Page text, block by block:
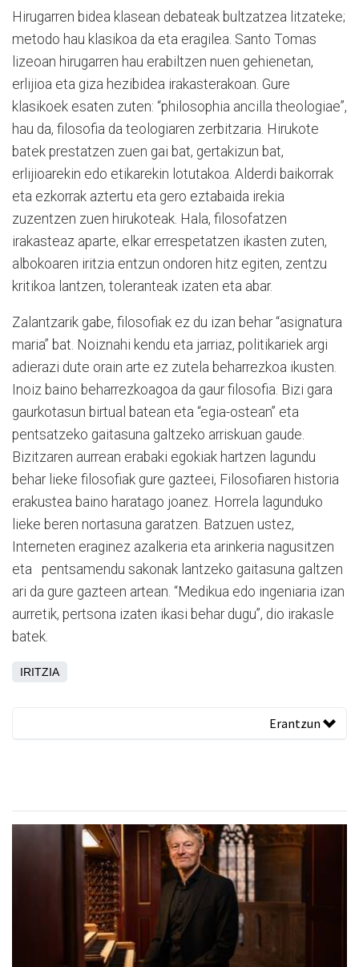
Hirugarren bidea klasean debateak bultzatzea litzateke;
metodo hau klasikoa da eta eragilea. Santo Tomas
lizeoan hirugarren hau erabiltzen nuen gehienetan,
erlijioa eta giza hezibidea irakasterakoan. Gure
klasikoek esaten zuten: “philosophia ancilla theologiae”,
hau da, filosofia da teologiaren zerbitzaria. Hirukote
batek prestatzen zuen gai bat, gertakizun bat,
erlijioarekin edo etikarekin lotutakoa. Alderdi baikorrak
eta ezkorrak aztertu eta gero eztabaida irekia
zuzentzen zuen hirukoteak. Hala, filosofatzen
irakasteaz aparte, elkar errespetatzen ikasten zuten,
albokoaren iritzia entzun ondoren hitz egiten, zentzu
kritikoa lantzen, toleranteak izaten eta abar.
Zalantzarik gabe, filosofiak ez du izan behar “asignatura
maria” bat. Noiznahi kendu eta jarriaz, politikariek argi
adierazi dute orain arte ez zutela beharrezkoa ikusten.
Inoiz baino beharrezkoagoa da gaur filosofia. Bizi gara
gaurkotasun birtual batean eta “egia-ostean” eta
pentsatzeko gaitasuna galtzeko arriskuan gaude.
Bizitzaren aurrean erabaki egokiak hartzen lagundu
behar lieke filosofiak gure gazteei, Filosofiaren historia
erakustea baino haratago joanez. Horrela lagunduko
lieke beren nortasuna garatzen. Batzuen ustez,
Interneten eraginez azalkeria eta arinkeria nagusitzen
eta
pentsamendu sakonak lantzeko gaitasuna galtzen
ari da gure gazteen artean. “Medikua edo ingeniaria izan
aurretik, pertsona izaten ikasi behar dugu”, dio irakasle
batek.
IRITZIA
Erantzun